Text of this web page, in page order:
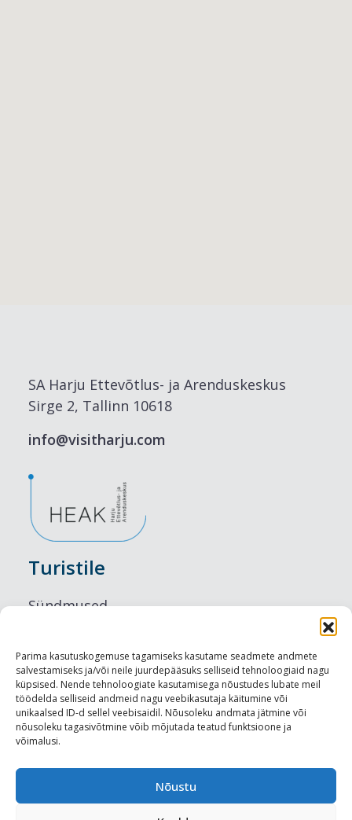
Parima kasutuskogemuse tagamiseks kasutame seadmete andmete
salvestamiseks ja/või neile juurdepääsuks selliseid tehnoloogiaid nagu
küpsised. Nende tehnoloogiate kasutamisega nõustudes lubate meil
töödelda selliseid andmeid nagu veebikasutaja käitumine või
unikaalsed ID-d sellel veebisaidil. Nõusoleku andmata jätmine või
nõusoleku tagasivõtmine võib mõjutada teatud funktsioone ja
võimalusi.
Nõustu
SA Harju Ettevõtlus- ja Arenduskeskus
Sirge 2, Tallinn 10618
info@visitharju.com
Turistile
Sündmused
Maitseelamused
Vaatamisväärsused
Visit Tallinn
Turismiprofessionaalile